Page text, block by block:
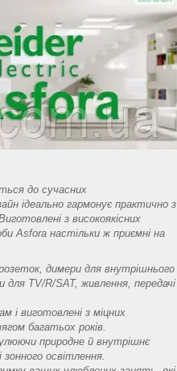
до сучасних
ідеально гармонує практично з
з високоякісних
Asfora настільки ж приємні на
димери для внутрішнього
TV/R/SAT, живлення, передачі
і виготовлені з міцних
багатьох років.
природне й внутрішнє
освітлення.